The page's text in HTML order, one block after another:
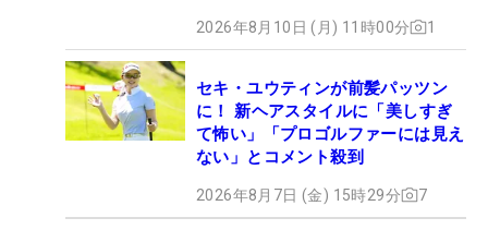
2026年8月10日 (月) 11時00分 1
セキ・ユウティンが前髪パッツン
に！ 新ヘアスタイルに「美しすぎ
て怖い」「プロゴルファーには見え
ない」とコメント殺到
2026年8月7日 (金) 15時29分 7